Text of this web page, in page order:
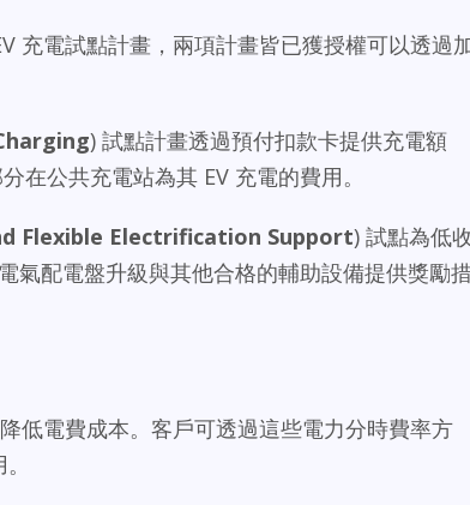
充電試點計畫，兩項計畫皆已獲授權可以透過
) 試點計畫透過預付扣款卡提供充電額
在公共充電站為其 EV 充電的費用。
Flexible Electrification Support) 試點為低
氣配電盤升級與其他合格的輔助設備提供獎勵
低電費成本。客戶可透過這些電力分時費率方